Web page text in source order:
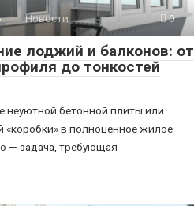
Новости 0
лоджий и балконов: от
до тонкостей
неуютной бетонной плиты или
«коробки» в полноценное жилое
— задача, требующая